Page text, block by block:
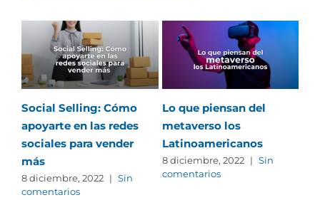
Social Selling: Cómo
apoyarte en las redes
sociales para vender
más
8 diciembre, 2022 | Sin
comentarios
Lo que piensan del
metaverso los
Latinoamericanos
8 diciembre, 2022 | Sin
comentarios